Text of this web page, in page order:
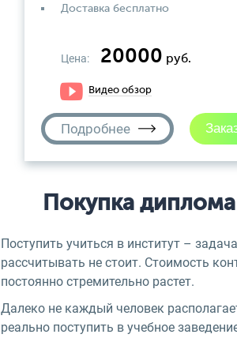
Доставка бесплатно
Цена: 20000 руб.
Видео обзор
Подробнее
Покупка
Поступить учиться в институт –
рассчитывать не стоит. Стоимость
постоянно стремительно растет.
Далеко не каждый человек
реально поступить в учебное